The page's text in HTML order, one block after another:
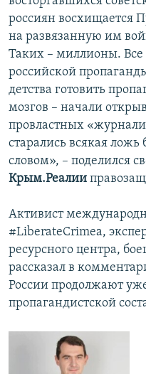
россиян восхищается
на развязанную им
Таких – миллионы.
российской
детства готовить
мозгов – начали
провластных
старались всякая
словом», – поделился
Крым.Реалии
Активист
#LiberateCrimea,
ресурсного центра,
рассказал в
России продолжают
пропагандистской